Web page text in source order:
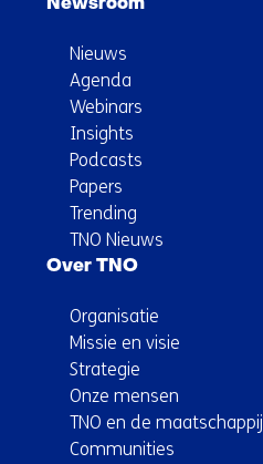
Newsroom
Nieuws
Agenda
Webinars
Insights
Podcasts
Papers
Trending
TNO Nieuws
Over TNO
Organisatie
Missie en visie
Strategie
Onze mensen
TNO en de maatschappij
Communities